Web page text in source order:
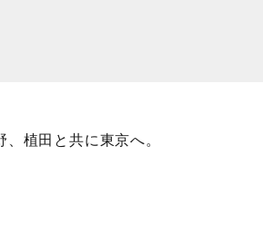
植田と共に東京へ。